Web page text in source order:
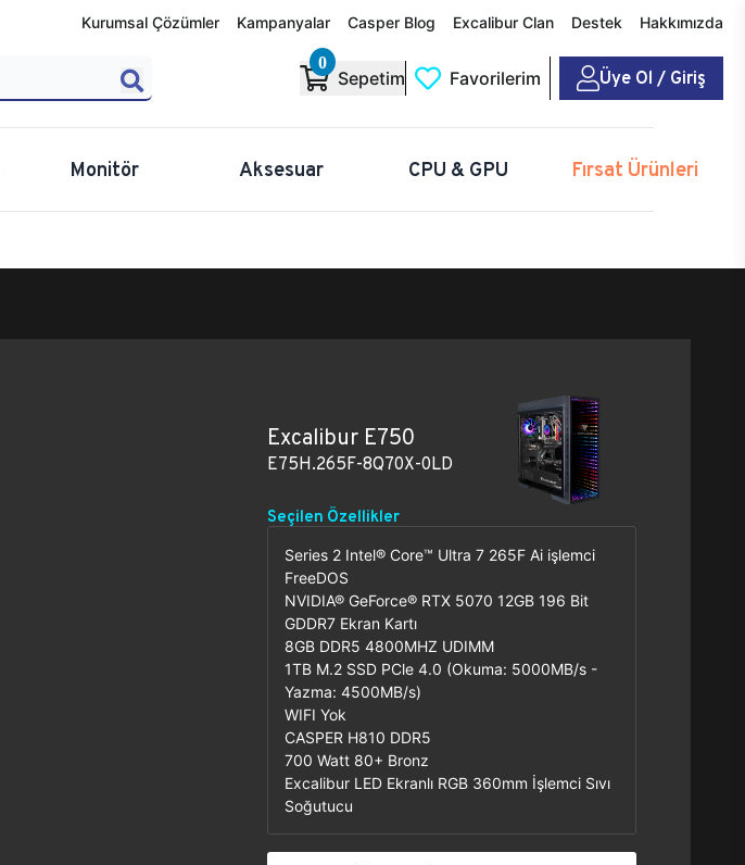
Kurumsal Çözümler Kampanyalar Casper Blog Excalibur Clan Destek Hakkımızda
0
Sepetim Favorilerim Üye Ol / Giriş
Monitör Aksesuar CPU & GPU Fırsat Ürünleri
Excalibur E750
E75H.265F-8Q70X-0LD
Seçilen Özellikler
Series 2 Intel® Core™ Ultra 7 265F Ai işlemci
FreeDOS
NVIDIA® GeForce® RTX 5070 12GB 196 Bit
GDDR7 Ekran Kartı
8GB DDR5 4800MHZ UDIMM
1TB M.2 SSD PCle 4.0 (Okuma: 5000MB/s -
Yazma: 4500MB/s)
WIFI Yok
CASPER H810 DDR5
700 Watt 80+ Bronz
Excalibur LED Ekranlı RGB 360mm İşlemci Sıvı
Soğutucu